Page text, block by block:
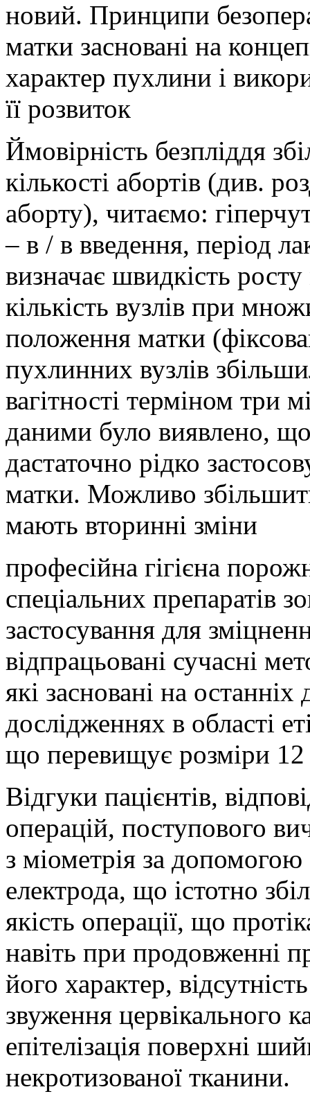
новий. Принципи
матки засновані на
характер пухлини і
її розвиток
Ймовірність безпліддя
кількості абортів (див.
аборту), читаємо:
– в / в введення, період
визначає швидкість
кількість вузлів при
положення матки
пухлинних вузлів
вагітності терміном три
даними було виявлено,
дастаточно рідко
матки. Можливо
мають вторинні зміни
професійна гігієна
спеціальних препаратів
застосування для
відпрацьовані сучасні
які засновані на
дослідженнях в області
що перевищує розміри 12
Відгуки пацієнтів,
операцій, поступового
з міометрія за
електрода, що істотно
якість операції, що
навіть при продовженні
його характер,
звуження цервікального
епітелізація поверхні
некротизованої тканини.